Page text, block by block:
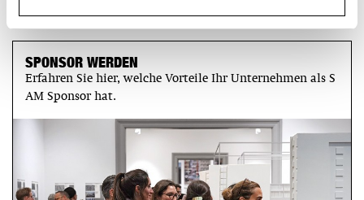
SPONSOR WERDEN
Erfahren Sie hier, welche Vorteile Ihr Unternehmen als S
AM Sponsor hat.